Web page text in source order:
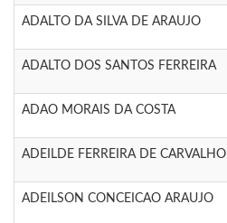
ADALTO DA SILVA DE ARAUJO
ADALTO DOS SANTOS FERREIRA
ADAO MORAIS DA COSTA
ADEILDE FERREIRA DE CARVALHO
ADEILSON CONCEICAO ARAUJO